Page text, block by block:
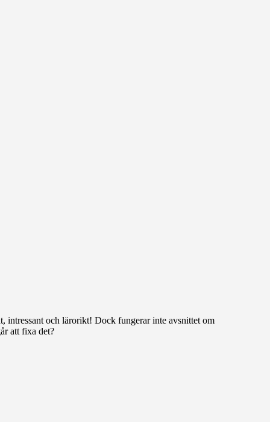
intressant och lärorikt! Dock fungerar inte avsnittet om
att fixa det?